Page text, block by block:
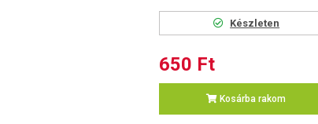
Készleten
650 Ft
Kosárba rakom